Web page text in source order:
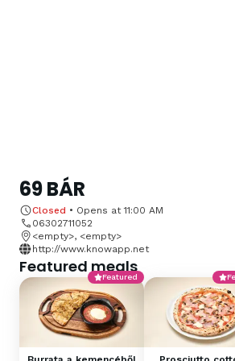
69 BÁR
Closed • Opens at 11:00 AM
06302711052
<empty>, <empty>
http://www.knowapp.net
Featured meals
Featured